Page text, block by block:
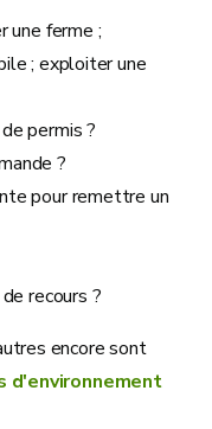
une ferme ;
; exploiter une
permis ?
?
pour remettre un
recours ?
encore sont
d'environnement